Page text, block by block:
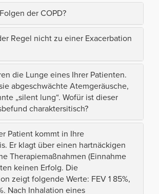
der COPD?
Regel nicht zu einer Exacerbation
die Lunge eines Ihrer Patienten.
abgeschwächte Atemgeräusche,
„silent lung“. Wofür ist dieser
charaktersitisch?
Patient kommt in Ihre
Er klagt über einen hartnäckigen
Therapiemaßnahmen (Einnahme
keinen Erfolg. Die
zeigt folgende Werte: FEV 1 85%,
Nach Inhalation eines